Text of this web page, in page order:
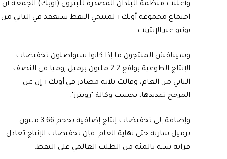
وأعلنت منظمة البلدان المصدرة للبترول (أوبك) الجمعة أن
اجتماع مجموعة أوبك+ لمنتجي النفط سيعقد في الثاني من
يونيو عبر الإنترنت.
وسيناقش المنتجون ما إذا كانوا سيواصلون تخفيضات
الإنتاج الطوعية بواقع 2.2 مليون برميل يوميا في النصف
الثاني من العام، وقالت ثلاثة مصادر في أوبك+ إن من
المرجح تمديدها، بحسب وكالة "رويترز".
وإضافة إلى تخفيضات إنتاج إضافية بحجم 3.66 مليون
برميل سارية حتى نهاية العام، فإن تخفيضات الإنتاج تعادل
قرابة ستة بالمئة من الطلب العالمي على النفط.